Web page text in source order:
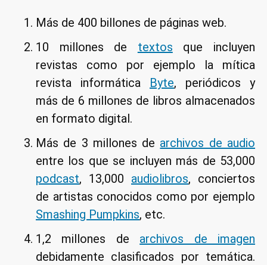
Más de 400 billones de páginas web.
10 millones de textos que incluyen
revistas como por ejemplo la mítica
revista informática Byte, periódicos y
más de 6 millones de libros almacenados
en formato digital.
Más de 3 millones de archivos de audio
entre los que se incluyen más de 53,000
podcast, 13,000 audiolibros, conciertos
de artistas conocidos como por ejemplo
Smashing Pumpkins, etc.
1,2 millones de archivos de imagen
debidamente clasificados por temática.